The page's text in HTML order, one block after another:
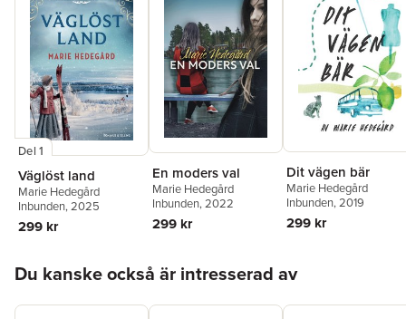
Del 1
Väglöst land
Marie Hedegård
Inbunden, 2025
299 kr
En moders val
Marie Hedegård
Inbunden, 2022
299 kr
Dit vägen bär
Marie Hedegård
Inbunden, 2019
299 kr
Du kanske också är intresserad av